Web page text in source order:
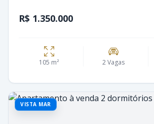
R$ 1.350.000
105 m² 2 Vagas
VISTA MAR